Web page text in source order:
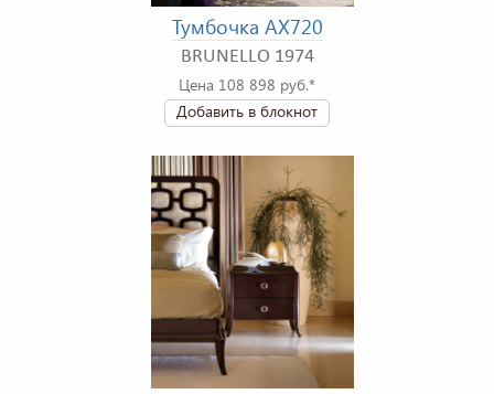
Тумбочка AX720
BRUNELLO 1974
Цена 108 898 руб.*
Добавить в блокнот